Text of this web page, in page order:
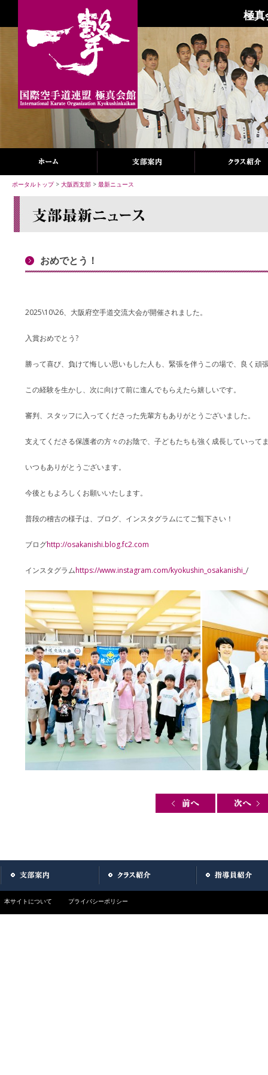
極真
ポータルトップ> 大阪西支部 > 最新ニュース
おめでとう！
2025\10\26、大阪府空手道交流大会が開催されました。
入賞おめでとう?
勝って喜び、負けて悔しい思いもした人も、緊張を伴うこの場で、良く頑
この経験を生かし、次に向けて前に進んでもらえたら嬉しいです。
審判、スタッフに入ってくださった先輩方もありがとうございました。
支えてくださる保護者の方々のお陰で、子どもたちも強く成長していって
いつもありがとうございます。
今後ともよろしくお願いいたします。
普段の稽古の様子は、ブログ、インスタグラムにてご覧下さい！
ブログhttp://osakanishi.blog.fc2.com
インスタグラムhttps://www.instagram.com/kyokushin_osakanishi_ /
本サイトについて プライバシーポリシー